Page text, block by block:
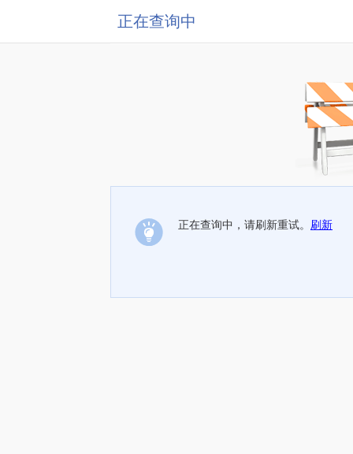
正在查询中
正在查询中，请刷新重试。 刷新